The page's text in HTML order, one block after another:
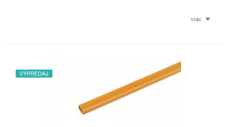
viac
VÝPREDAJ